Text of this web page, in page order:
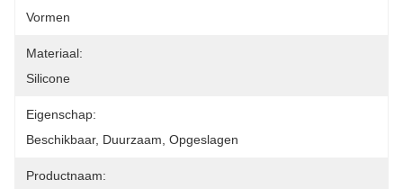
Vormen
Materiaal:
Silicone
Eigenschap:
Beschikbaar, Duurzaam, Opgeslagen
Productnaam: